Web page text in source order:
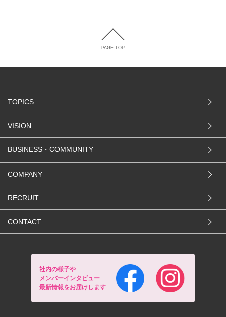
PAGE TOP
TOPICS
VISION
BUSINESS・COMMUNITY
COMPANY
RECRUIT
CONTACT
社内の様子や
メンバーインタビュー
最新情報をお届けします